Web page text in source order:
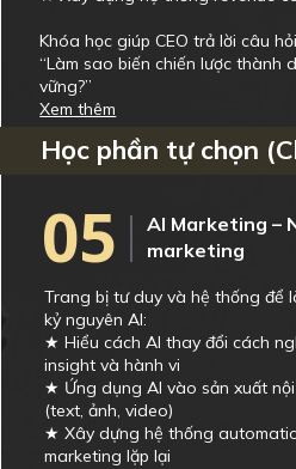
Khóa học giúp CEO trả lời câu
“Làm sao biến chiến lược thành
vững?”
Xem thêm
Học phần tự chọn
05
AI Marketing –
marketing
Trang bị tư duy và hệ thống để
kỷ nguyên AI:
★ Hiểu cách AI thay đổi cách
insight và hành vi
★ Ứng dụng AI vào sản xuất
(text, ảnh, video)
★ Xây dựng hệ thống
marketing lặp lại